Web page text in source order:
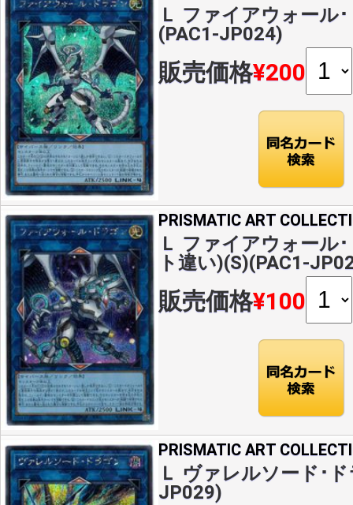
Ｌ ファイアウォール
(PAC1-JP024)
販売価格¥200
PRISMATIC ART
Ｌ ファイアウォール
ト違い)(S)(PAC1-
販売価格¥100
PRISMATIC ART
Ｌ ヴァレルソード･
JP029)